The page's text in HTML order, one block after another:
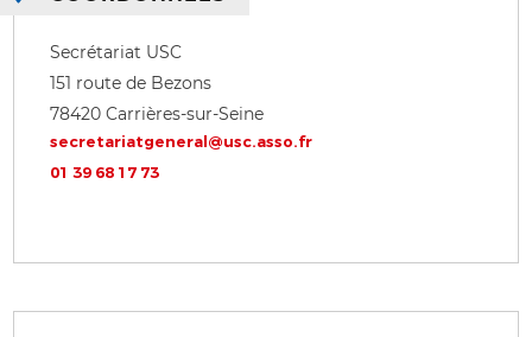
Secrétariat USC
151 route de Bezons
78420 Carrières-sur-Seine
secretariatgeneral@usc.asso.fr
01 39 68 17 73